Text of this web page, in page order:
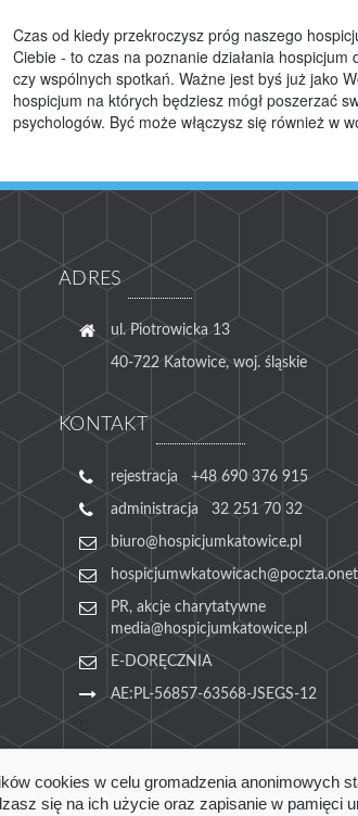
Czas od kiedy przekroczysz próg naszego
Ciebie - to czas na poznanie działania
czy wspólnych spotkań. Ważne jest byś już jako
hospicjum na których będziesz mógł poszerzać
psychologów. Być może włączysz się również w
ADRES
ul. Piotrowicka 13
40-722 Katowice, woj. śląskie
KONTAKT
rejestracja +48 690 376 915
administracja 32 251 70 32
biuro@hospicjumkatowice.pl
PR, akcje charytatywne
media@hospicjumkatowice.pl
E-DORĘCZNIA
AE:PL-56857-63568-JSEGS-12
cookies w celu gromadzenia anonimowych
się na ich użycie oraz zapisanie w pamięci
Logowanie Polityka cookies Pliki do pobrania